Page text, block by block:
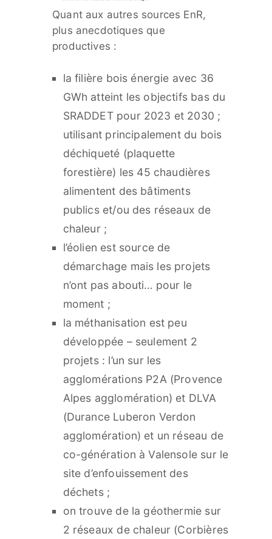
Quant aux autres sources EnR,
plus anecdotiques que
productives :
la filière bois énergie avec 36
GWh atteint les objectifs bas du
SRADDET pour 2023 et 2030 ;
utilisant principalement du bois
déchiqueté (plaquette
forestière) les 45 chaudières
alimentent des bâtiments
publics et/ou des réseaux de
chaleur ;
l’éolien est source de
démarchage mais les projets
n’ont pas abouti… pour le
moment ;
la méthanisation est peu
développée – seulement 2
projets : l’un sur les
agglomérations P2A (Provence
Alpes agglomération) et DLVA
(Durance Luberon Verdon
agglomération) et un réseau de
co-génération à Valensole sur le
site d’enfouissement des
déchets ;
on trouve de la géothermie sur
2 réseaux de chaleur (Corbières